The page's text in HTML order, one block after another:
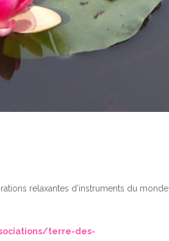
relaxantes d’instruments du monde
terre-des-